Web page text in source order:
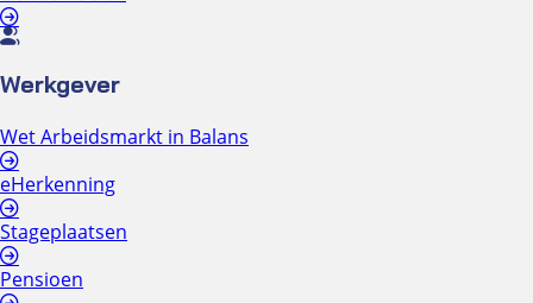
Werkgever
Wet Arbeidsmarkt in Balans
eHerkenning
Stageplaatsen
Pensioen